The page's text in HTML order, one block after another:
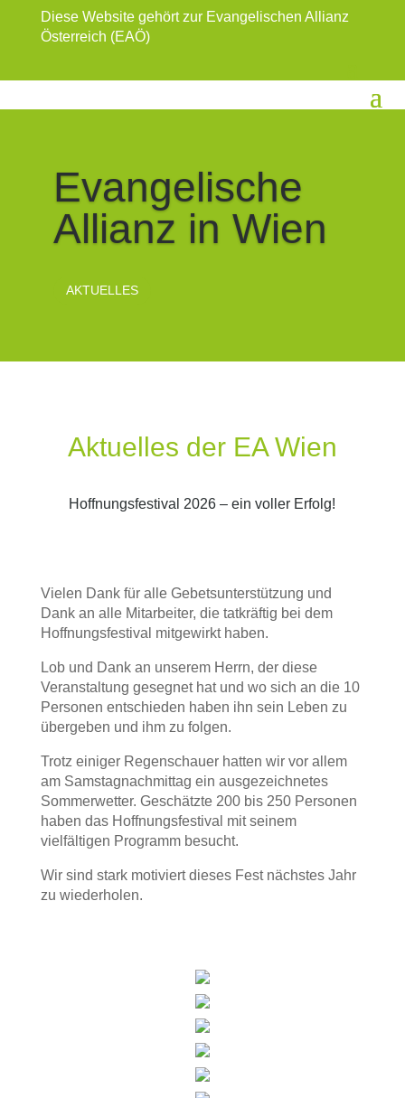
Diese Website gehört zur Evangelischen Allianz
Österreich (EAÖ)
Evangelische
Allianz in Wien
AKTUELLES
Aktuelles der EA Wien
Hoffnungsfestival 2026 – ein voller Erfolg!
Vielen Dank für alle Gebetsunterstützung und
Dank an alle Mitarbeiter, die tatkräftig bei dem
Hoffnungsfestival mitgewirkt haben.
Lob und Dank an unserem Herrn, der diese
Veranstaltung gesegnet hat und wo sich an die 10
Personen entschieden haben ihn sein Leben zu
übergeben und ihm zu folgen.
Trotz einiger Regenschauer hatten wir vor allem
am Samstagnachmittag ein ausgezeichnetes
Sommerwetter. Geschätzte 200 bis 250 Personen
haben das Hoffnungsfestival mit seinem
vielfältigen Programm besucht.
Wir sind stark motiviert dieses Fest nächstes Jahr
zu wiederholen.